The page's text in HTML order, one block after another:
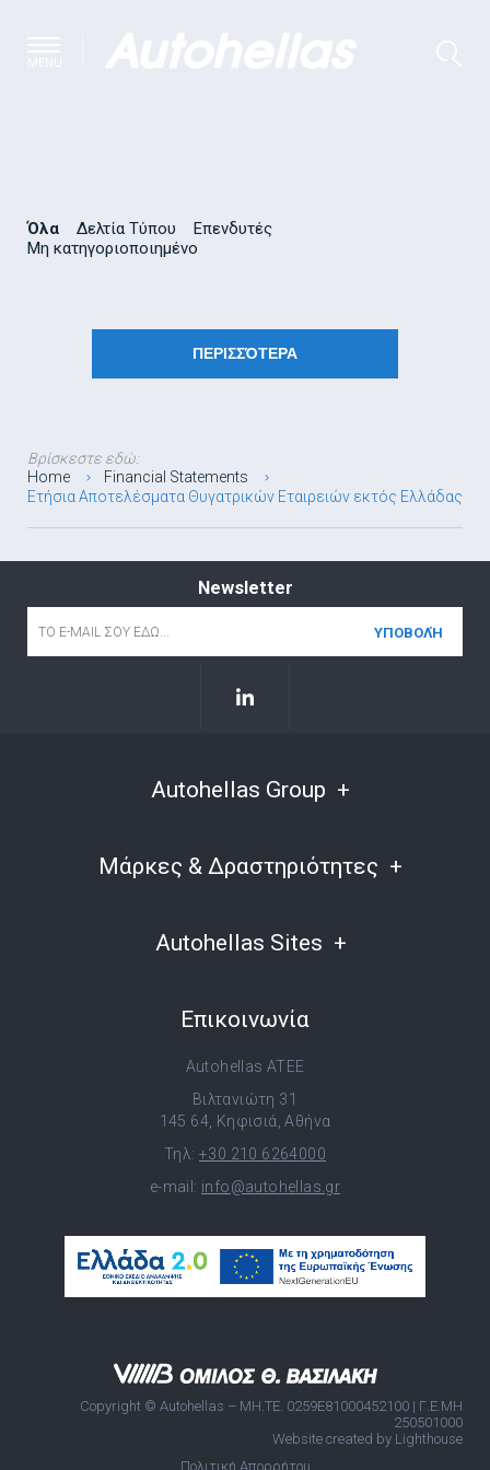
Όλα Δελτία Τύπου
Επενδυτές
Μη κατηγοριοποιημένο
ΠΕΡΙΣΣΌΤΕΡΑ
Βρίσκεστε εδώ:
Home
Financial Statements
Ετήσια Αποτελέσματα Θυγατρικών Εταιρειών εκτός Ελλάδας
Newsletter
Autohellas Group
Μάρκες & Δραστηριότητες
Autohellas Sites
Επικοινωνία
Autohellas ATEE
Βιλτανιώτη 31
145 64, Κηφισιά, Αθήνα
Τηλ: +30 210 6264000
e-mail: info@autohellas.gr
Copyright © Autohellas – ΜΗ.ΤΕ. 0259E81000452100 | Γ.Ε.ΜΗ
250501000
Website created by Lighthouse
Πολιτική Απορρήτου